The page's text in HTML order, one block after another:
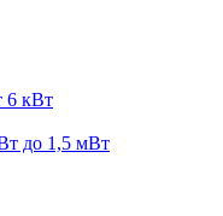
6 кВт
до 1,5 мВт